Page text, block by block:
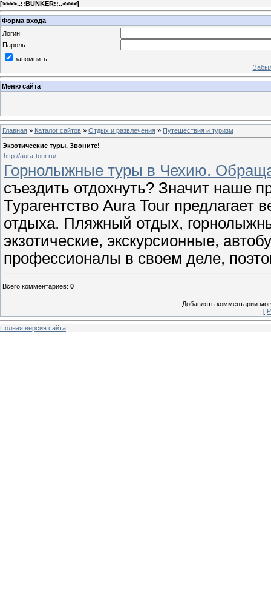
[>>>>..::BUNKER::..<<<<]
Форма входа
Логин:
Пароль:
запомнить
Меню сайта
Главная » Каталог сайтов » Отдых и развлечения » Путешествия и туризм
Экзотические туры. Звоните!
http://aura-tour.ru/
Горнолыжные туры в Чехию.
съездить отдохнуть? Значит наше
Турагентство Aura Tour предлагает
отдыха. Пляжный отдых,
экзотические, экскурсионные,
профессионалы в своем деле,
Всего комментариев: 0
Добавлять комментарии
[
Полная версия сайта